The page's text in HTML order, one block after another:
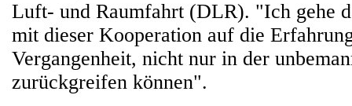
Luft- und Raumfahrt (DLR). "Ich gehe
mit dieser Kooperation auf die
Vergangenheit, nicht nur in der
zurückgreifen können".